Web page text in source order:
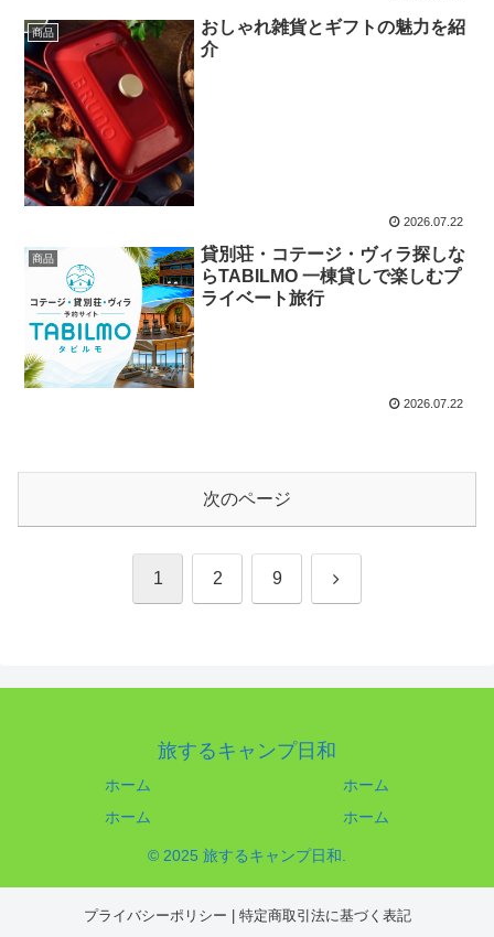
商品
おしゃれ雑貨とギフトの魅力を紹
介
2026.07.22
商品
貸別荘・コテージ・ヴィラ探しな
らTABILMO 一棟貸しで楽しむプ
ライベート旅行
2026.07.22
次のページ
1 2 9 次
旅するキャンプ日和
ホーム
ホーム
ホーム
ホーム
© 2025 旅するキャンプ日和.
プライバシーポリシー 特定商取引法に基づく表記